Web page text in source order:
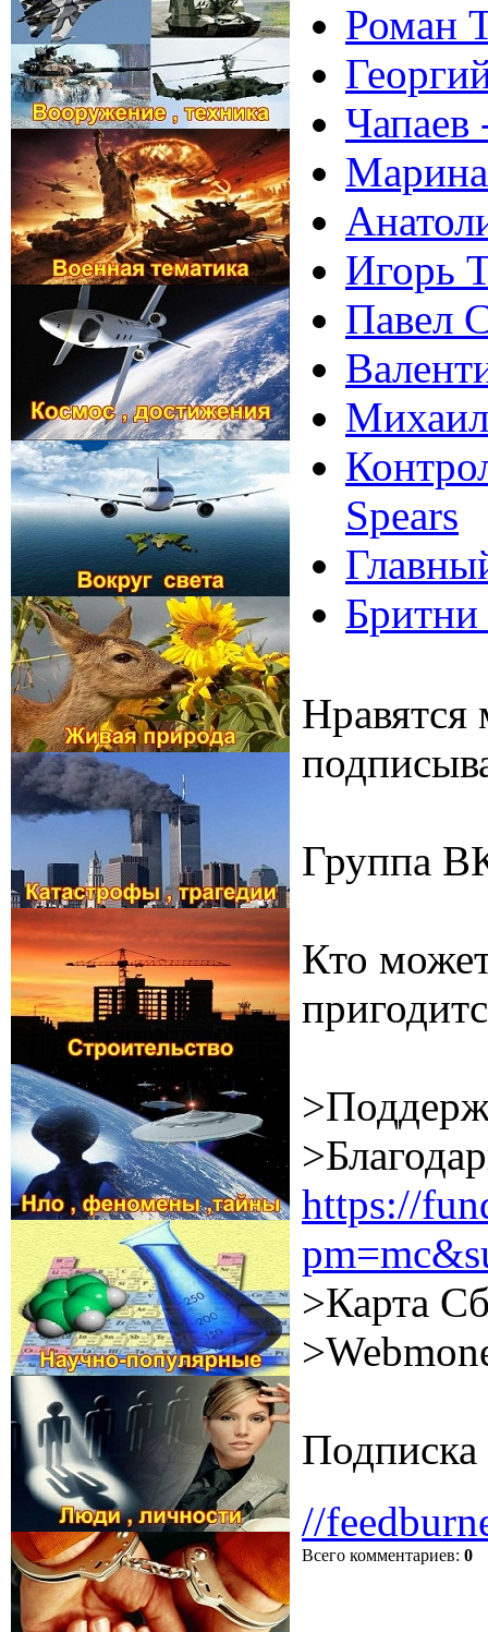
Роман
Чапаев
Игорь
Павел
Spears
Группа
Кто
https://
>Карта
Подписка
//
Всего комментариев: 0